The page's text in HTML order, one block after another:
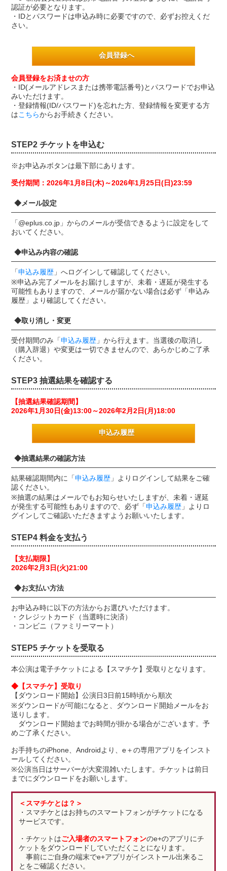
認証が必要となります。
・IDとパスワードは申込み時に必要ですので、必ずお控えくだ
さい。
会員登録へ
会員登録をお済ませの方
・ID(メールアドレスまたは携帯電話番号)とパスワードでお申込
みいただけます。
・登録情報(ID/パスワード)を忘れた方、登録情報を変更する方
はこちらからお手続きください。
STEP2 チケットを申込む
※お申込みボタンは最下部にあります。
受付期間：2026年1月8日(木)～2026年1月25日(日)23:59
◆メール設定
「@eplus.co.jp」からのメールが受信できるように設定をして
おいてください。
◆申込み内容の確認
「申込み履歴 」へログインして確認してください。
※申込み完了メールをお届けしますが、未着・遅延が発生する
可能性もありますので、メールが届かない場合は必ず「申込み
履歴」より確認してください。
◆取り消し・変更
受付期間のみ「申込み履歴 」から行えます。当選後の取消し
（購入辞退）や変更は一切できませんので、あらかじめご了承
ください。
STEP3 抽選結果を確認する
【抽選結果確認期間】
2026年1月30日(金)13:00～2026年2月2日(月)18:00
申込み履歴
◆抽選結果の確認方法
結果確認期間内に「申込み履歴 」よりログインして結果をご確
認ください。
※抽選の結果はメールでもお知らせいたしますが、未着・遅延
が発生する可能性もありますので、必ず「申込み履歴 」よりロ
グインしてご確認いただきますようお願いいたします。
STEP4 料金を支払う
【支払期限】
2026年2月3日(火)21:00
◆お支払い方法
お申込み時に以下の方法からお選びいただけます。
・クレジットカード（当選時に決済）
・コンビニ（ファミリーマート）
STEP5 チケットを受取る
本公演は電子チケットによる【スマチケ】受取りとなります。
◆【スマチケ】受取り
【ダウンロード開始】公演日3日前15時頃から順次
※ダウンロードが可能になると、ダウンロード開始メールをお
送りします。
ダウンロード開始までお時間が掛かる場合がございます。予
めご了承ください。
お手持ちのiPhone、Androidより、e＋の専用アプリをインスト
ールしてください。
※公演当日はサーバーが大変混雑いたします。チケットは前日
までにダウンロードをお願いします。
＜スマチケとは？＞
・スマチケとはお持ちのスマートフォンがチケットになる
サービスです。
・チケットはご入場者のスマートフォンのe+のアプリにチ
ケットをダウンロードしていただくことになります。
事前にご自身の端末でe+アプリがインストール出来るこ
とをご確認ください。